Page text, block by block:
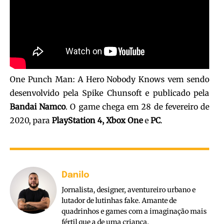
One Punch Man: A Hero Nobody Knows vem sendo
desenvolvido pela Spike Chunsoft e publicado pela
Bandai Namco. O game chega em 28 de fevereiro de
2020, para PlayStation 4, Xbox Onee PC.
Danilo
Jornalista, designer, aventureiro urbano e
lutador de lutinhas fake. Amante de
quadrinhos e games com a imaginação mais
fértil que a de uma criança.